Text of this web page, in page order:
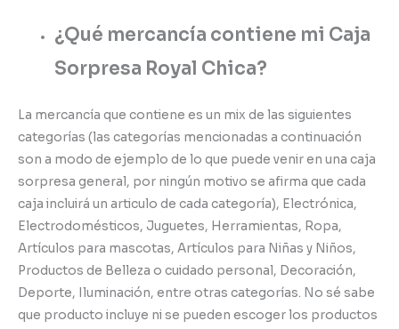
¿Qué mercancía contiene mi Caja
Sorpresa Royal Chica?
La mercancía que contiene es un mix de las siguientes
categorías (las categorías mencionadas a continuación
son a modo de ejemplo de lo que puede venir en una caja
sorpresa general, por ningún motivo se afirma que cada
caja incluirá un articulo de cada categoría), Electrónica,
Electrodomésticos, Juguetes, Herramientas, Ropa,
Artículos para mascotas, Artículos para Niñas y Niños,
Productos de Belleza o cuidado personal, Decoración,
Deporte, Iluminación, entre otras categorías. No sé sabe
que producto incluye ni se pueden escoger los productos